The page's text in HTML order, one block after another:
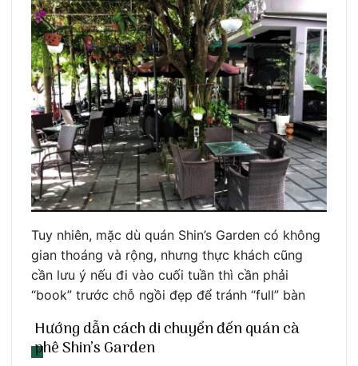
Tuy nhiên, mặc dù quán Shin’s Garden có không
gian thoáng và rộng, nhưng thực khách cũng
cần lưu ý nếu đi vào cuối tuần thì cần phải
“book” trước chỗ ngồi đẹp để tránh “full” bàn
Hướng dẫn cách di chuyển đến quán cà
phê Shin’s Garden